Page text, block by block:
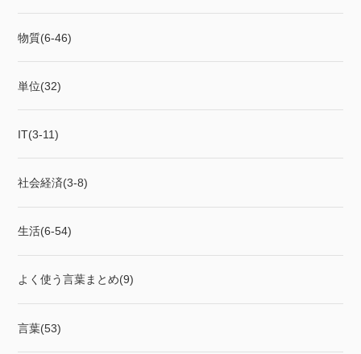
物質(6-46)
単位(32)
IT(3-11)
社会経済(3-8)
生活(6-54)
よく使う言葉まとめ(9)
言葉(53)